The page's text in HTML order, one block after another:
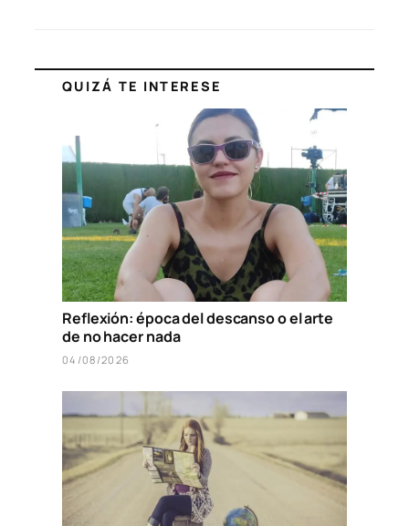
QUIZÁ TE INTERESE
Reflexión: época del descanso o el arte
de no hacer nada
04/08/2026